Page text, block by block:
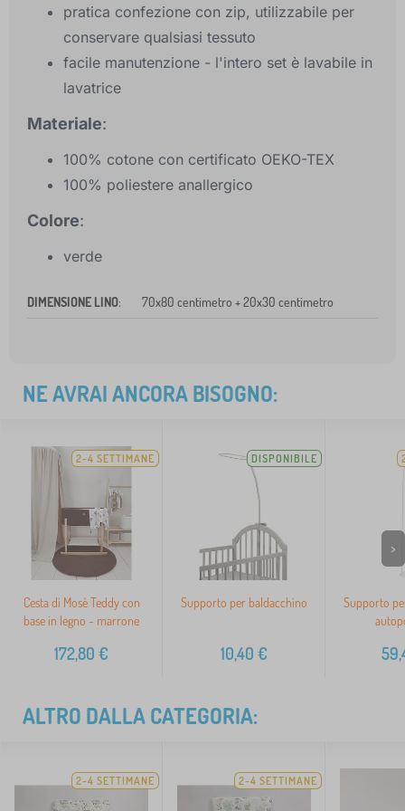
pratica confezione con zip, utilizzabile per
conservare qualsiasi tessuto
facile manutenzione - l'intero set è lavabile in
lavatrice
Materiale:
100% cotone con certificato OEKO-TEX
100% poliestere anallergico
Colore:
verde
DIMENSIONE LINO: 70x80 centimetro + 20x30 centimetro
NE AVRAI ANCORA BISOGNO:
2-4 SETTIMANE
Cesta di Mosè Teddy con
base in legno - marrone
172,80 €
DISPONIBILE
Supporto per baldacchino
10,40 €
Supporto
>
ALTRO DALLA CATEGORIA:
2-4 SETTIMANE 2-4 SETTIMANE